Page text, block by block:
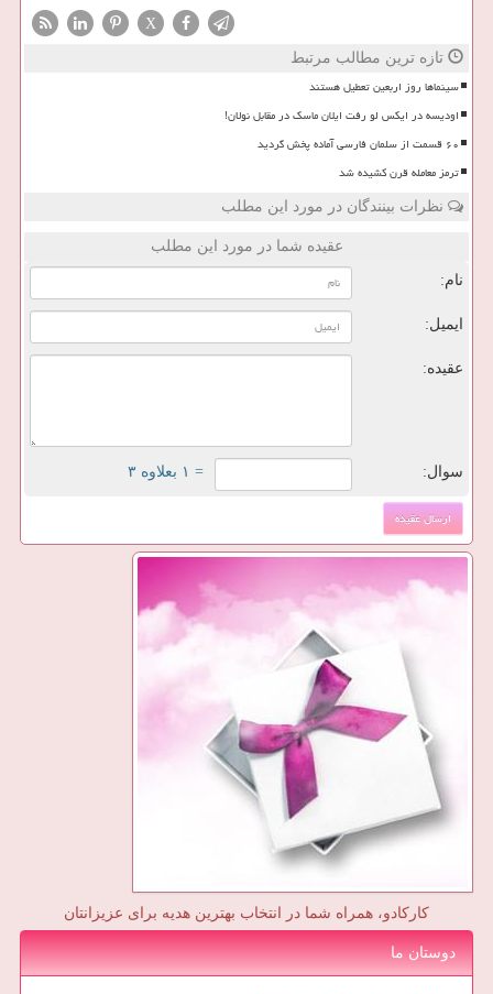
X
تازه ترین مطالب مرتبط
سینماها روز اربعین تعطیل هستند
اودیسه در ایکس لو رفت ایلان ماسک در مقابل نولان!
۶۰ قسمت از سلمان فارسی آماده پخش گردید
ترمز معامله قرن کشیده شد
نظرات بینندگان در مورد این مطلب
عقیده شما در مورد این مطلب
نام:
ایمیل:
عقیده:
سوال: = ۱ بعلاوه ۳
کارکادو، همراه شما در انتخاب بهترین هدیه برای عزیزانتان
دوستان ما